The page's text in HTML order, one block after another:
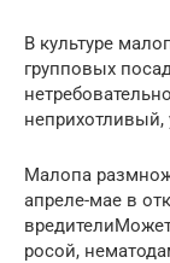
В культуре
групповых
неприхотливый,
Малопа
апреле-мае в
росой,